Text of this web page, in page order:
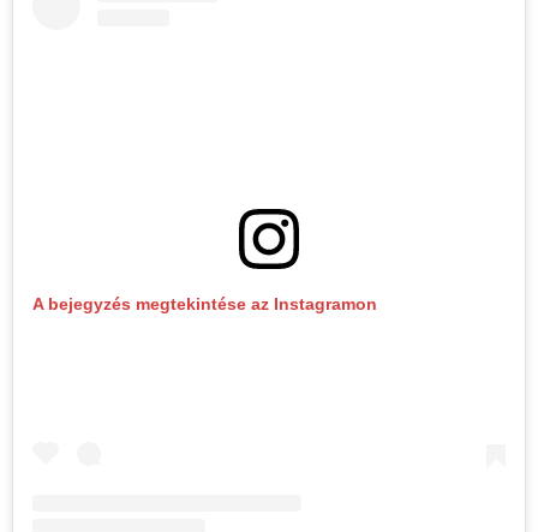
A bejegyzés megtekintése az Instagramon